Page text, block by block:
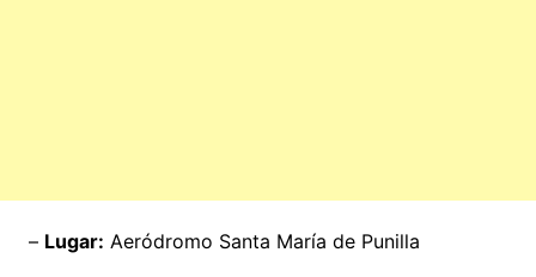
– Lugar: Aeródromo Santa María de Punilla